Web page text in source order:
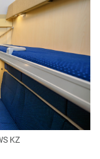
KZ